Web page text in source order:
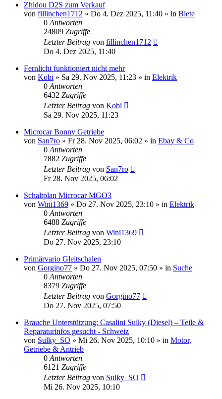
Zhidou D2S zum Verkauf
von fillinchen1712 » Do 4. Dez 2025, 11:40 » in Biete
0Antworten
24809 Zugriffe
Letzter Beitrag von fillinchen1712
Do 4. Dez 2025, 11:40
Fernlicht funktioniert nicht mehr
von Kobi » Sa 29. Nov 2025, 11:23 » in Elektrik
0Antworten
6432 Zugriffe
Letzter Beitrag von Kobi
Sa 29. Nov 2025, 11:23
Microcar Bonny Getriebe
von San7ro » Fr 28. Nov 2025, 06:02 » in Ebay & Co
0Antworten
7882 Zugriffe
Letzter Beitrag von San7ro
Fr 28. Nov 2025, 06:02
Schaltplan Microcar MGO3
von Wini1369 » Do 27. Nov 2025, 23:10 » in Elektrik
0Antworten
6488 Zugriffe
Letzter Beitrag von Wini1369
Do 27. Nov 2025, 23:10
Primärvario Gleitschalen
von Gorgino77 » Do 27. Nov 2025, 07:50 » in Suche
0Antworten
8379 Zugriffe
Letzter Beitrag von Gorgino77
Do 27. Nov 2025, 07:50
Brauche Unterstützung: Casalini Sulky (Diesel) – Teile &
Reparaturinfos gesucht - Schweiz
von Sulky_SO » Mi 26. Nov 2025, 10:10 » in Motor,
Getriebe & Antrieb
0Antworten
6121 Zugriffe
Letzter Beitrag von Sulky_SO
Mi 26. Nov 2025, 10:10